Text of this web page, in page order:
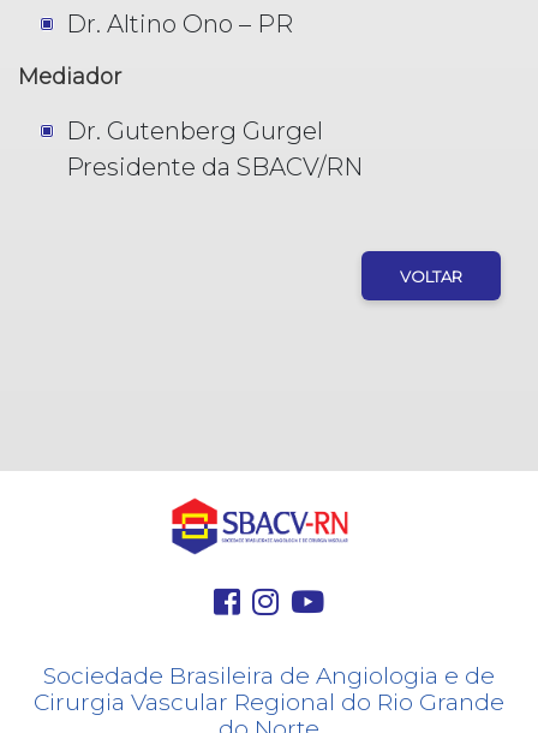
Dr. Altino Ono – PR
Mediador
Dr. Gutenberg Gurgel
Presidente da SBACV/RN
VOLTAR
Sociedade Brasileira de Angiologia e de
Cirurgia Vascular Regional do Rio Grande